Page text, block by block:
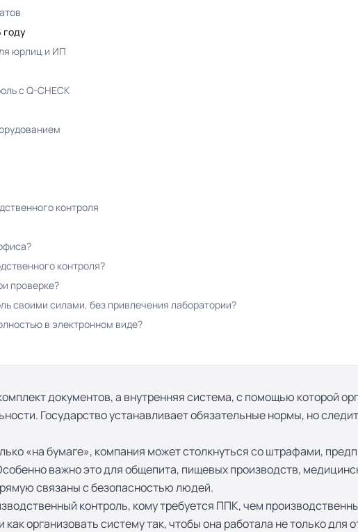
году
юрлиц и ИП
с Q-CHECK
контроля
контроля?
проверке?
своими силами, без привлечения лаборатории?
в электронном виде?
документов, а внутренняя система, с помощью которой
Государство устанавливает обязательные нормы, но
«на бумаге», компания может столкнуться со штрафами,
важно это для общепита, пищевых производств,
связаны с безопасностью людей.
контроль, кому требуется ППК, чем
организовать систему так, чтобы она работала не только для